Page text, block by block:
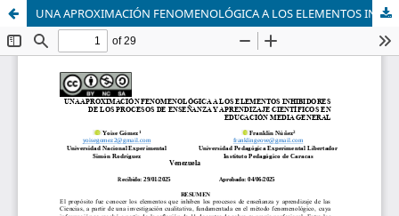
UNA APROXIMACIÓN FENOMENOLÓGICA A LOS ELEMENTOS INHIBIDORES DE LOS PROCESOS DE ENSEÑANZA Y APRENDIZAJE CIENTÍFICOS EN EDUCACIÓN MEDIA GENERAL